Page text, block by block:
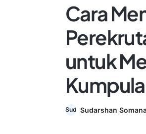
Cara
untuk
Sudarshan